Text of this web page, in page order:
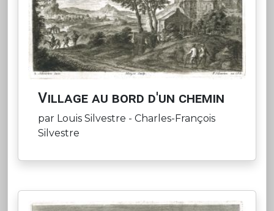
Village au bord d'un chemin
par Louis Silvestre - Charles-François
Silvestre